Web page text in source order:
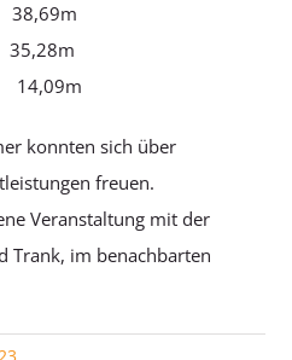
konnten sich über
freuen.
Veranstaltung mit der
Trank, im benachbarten